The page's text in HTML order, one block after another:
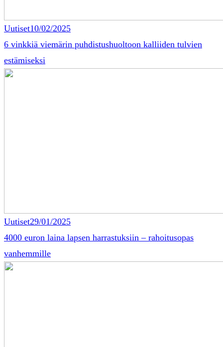
Uutiset10/02/2025
6 vinkkiä viemärin puhdistushuoltoon kalliiden tulvien
estämiseksi
Uutiset29/01/2025
4000 euron laina lapsen harrastuksiin – rahoitusopas
vanhemmille